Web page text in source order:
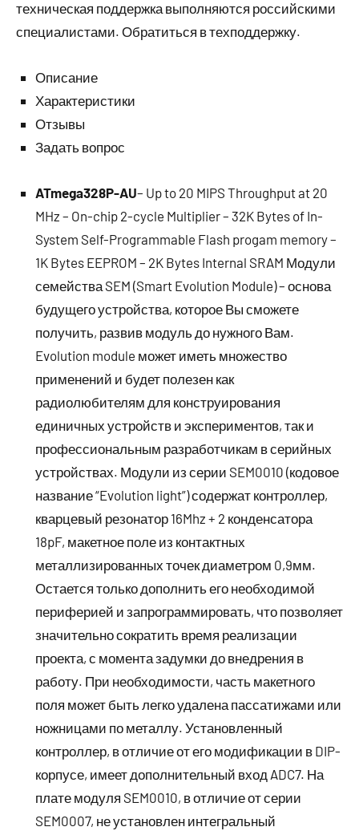
техническая поддержка выполняются российскими
специалистами. Обратиться в техподдержку.
Описание
Характеристики
Отзывы
Задать вопрос
ATmega328P-AU– Up to 20 MIPS Throughput at 20
MHz – On-chip 2-cycle Multiplier – 32K Bytes of In-
System Self-Programmable Flash progam memory –
1K Bytes EEPROM – 2K Bytes Internal SRAM Модули
семейства SEM (Smart Evolution Module) – основа
будущего устройства, которое Вы сможете
получить, развив модуль до нужного Вам.
Evolution module может иметь множество
применений и будет полезен как
радиолюбителям для конструирования
единичных устройств и экспериментов, так и
профессиональным разработчикам в серийных
устройствах. Модули из серии SEM0010 (кодовое
название “Evolution light”) содержат контроллер,
кварцевый резонатор 16Mhz + 2 конденсатора
18pF, макетное поле из контактных
металлизированных точек диаметром 0,9мм.
Остается только дополнить его необходимой
периферией и запрограммировать, что позволяет
значительно сократить время реализации
проекта, с момента задумки до внедрения в
работу. При необходимости, часть макетного
поля может быть легко удалена пассатижами или
ножницами по металлу. Установленный
контроллер, в отличие от его модификации в DIP-
корпусе, имеет дополнительный вход ADC7. На
плате модуля SEM0010, в отличие от серии
SEM0007, не установлен интегральный